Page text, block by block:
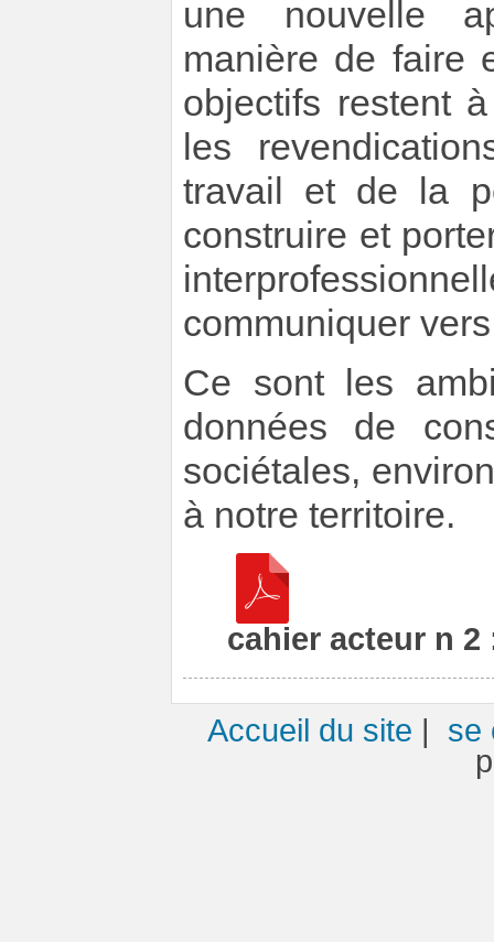
une nouvelle
manière de faire
objectifs restent
les
travail et de la
construire et
communiquer
Ce sont les
données de
sociétales,
à notre territoire.
cahier acteur n 2
Accueil du site
se